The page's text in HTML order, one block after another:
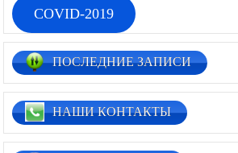
COVID-2019
ПОСЛЕДНИЕ ЗАПИСИ
НАШИ КОНТАКТЫ